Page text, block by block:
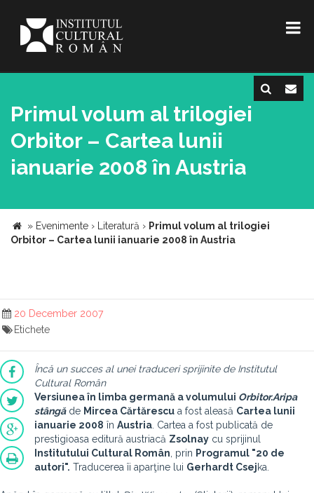
Primul volum al trilogiei
Orbitor – Cartea lunii
ianuarie 2008 în Austria
» Evenimente › Literatură › Primul volum al trilogiei
Orbitor – Cartea lunii ianuarie 2008 în Austria
20 December 2007
Etichete
Încă un succes al unei traduceri sprijinite de Institutul
Cultural Român
Versiunea în limba germană a volumului Orbitor.Aripa
stângăde Mircea Cărtărescu a fost aleasă Cartea lunii
ianuarie 2008 în Austria . Cartea a fost publicată de
prestigioasa editură austriacă Zsolnay cu sprijinul
Institutului Cultural Român , prin Programul "20 de
autori". Traducerea îi aparţine lui Gerhardt Csejka.